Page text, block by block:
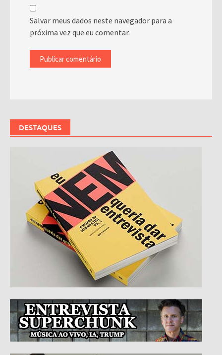
Salvar meus dados neste navegador para a
próxima vez que eu comentar.
DESTAQUES